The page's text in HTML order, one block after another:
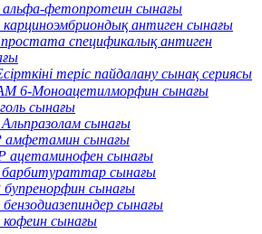
фетопротеин сынағы
карциноэмбриондық антиген сынағы
простата спецификалық антиген
теріс пайдалану сынақ сериясы
6-Моноацетилморфин сынағы
сынағы
сынағы
амфетамин сынағы
ацетаминофен сынағы
сынағы
бупренорфин сынағы
сынағы
кофеин сынағы